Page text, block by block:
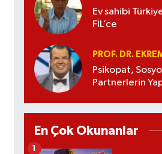
Ev sahibi
FİL’ce
PROF. DR.
Psikopat,
Partnerlerin
En Çok Okunanlar
1